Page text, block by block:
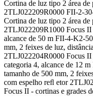
Cortina de luz tipo 2 área de
2TLJ022209R0000 FII-2-
Cortina de luz tipo 2 área de
2TLJ022209R1000 Focus II
alcance de 50 m FII-4-K2-
mm, 2 feixes de luz,
2TLJ022204R0000 Focus
categoria 4, alcance de 12
tamanho de 500 mm, 2
com espelho reﬂ etor
Focus II - cortinas e grades